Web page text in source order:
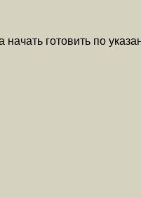
готовить по